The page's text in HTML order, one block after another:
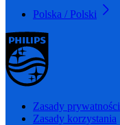
Polska / Polski
Zasady prywatności
Zasady korzystania